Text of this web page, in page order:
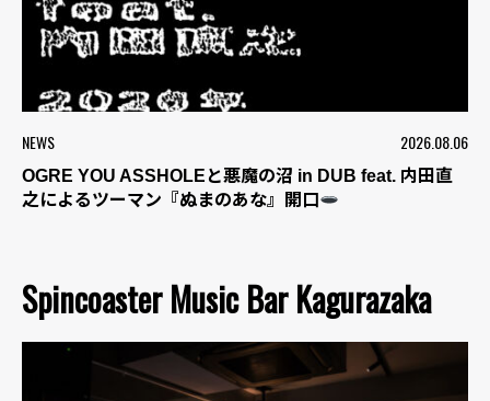
NEWS 2026.08.06
OGRE YOU ASSHOLEと悪魔の沼 in DUB feat. 内田直
之によるツーマン『ぬまのあな』開口
Spincoaster Music Bar Kagurazaka